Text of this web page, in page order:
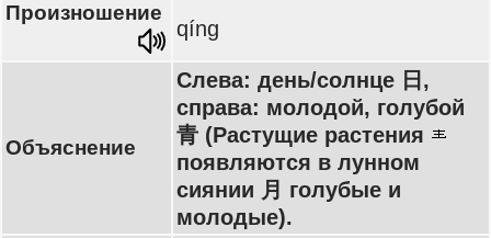
Произношение
qíng
Объяснение
Слева: день/солнце 日,
справа: молодой, голубой
青 (Растущие растения
появляются в лунном
сиянии 月 голубые и
молодые).